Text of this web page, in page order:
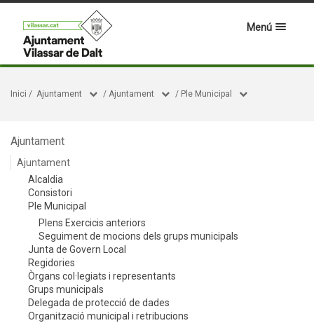
Menú
Inici / Ajuntament / Ajuntament / Ple Municipal
Ajuntament
Ajuntament
Alcaldia
Consistori
Ple Municipal
Plens Exercicis anteriors
Seguiment de mocions dels grups municipals
Junta de Govern Local
Regidories
Òrgans col·legiats i representants
Grups municipals
Delegada de protecció de dades
Organització municipal i retribucions